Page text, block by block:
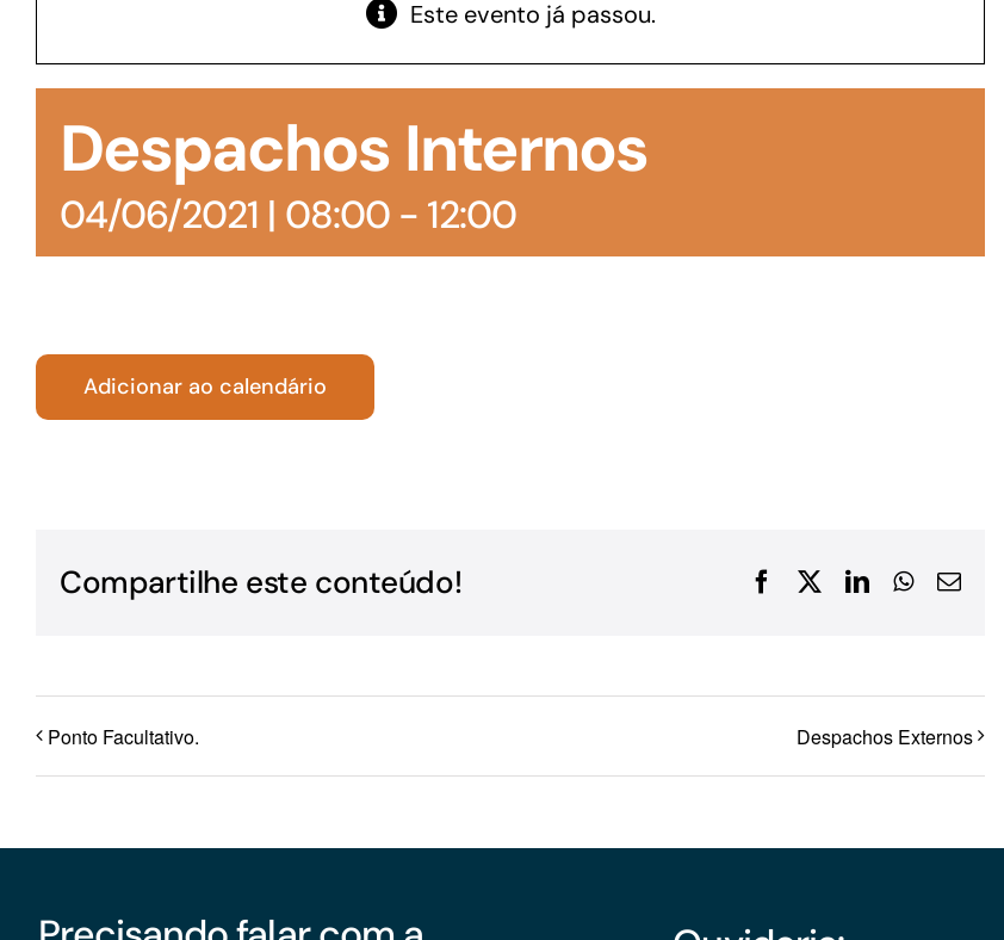
manutenção de estoques e despesas operacionais
Para os negócios voltados aos serviços do setor de
turismo
Financiamentos com recursos do BNDES, Fungetur,
Este evento já passou.
Despachos Internos
04/06/2021 | 08:00- 12:00
Adicionar ao calendário
Compartilhe este conteúdo! FacebookLinkedInWhatsApp
E-
Ponto Facultativo. Despachos Externos